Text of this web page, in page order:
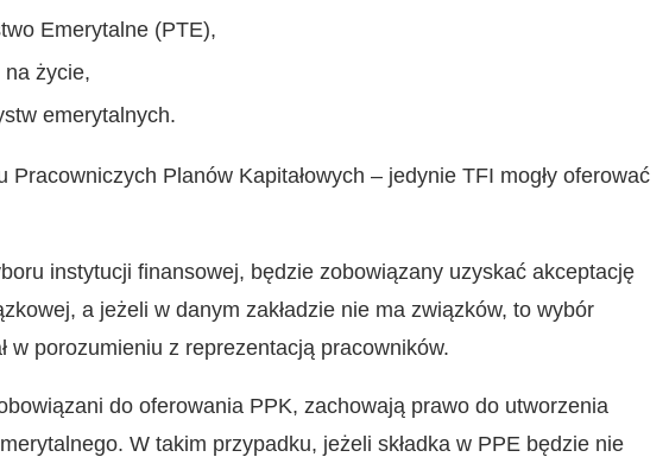
Emerytalne (PTE),
na życie,
emerytalnych.
Planów Kapitałowych – jedynie TFI mogły oferować
instytucji finansowej, będzie zobowiązany uzyskać akceptację
a jeżeli w danym zakładzie nie ma związków, to wybór
w porozumieniu z reprezentacją pracowników.
do oferowania PPK, zachowają prawo do utworzenia
W takim przypadku, jeżeli składka w PPE będzie nie